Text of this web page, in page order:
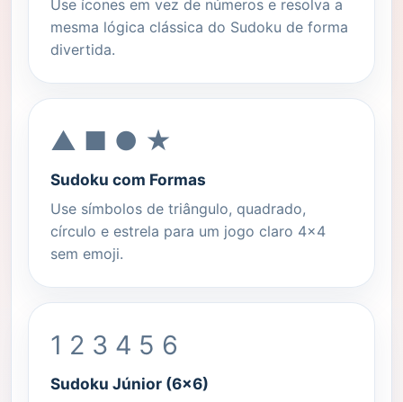
Use ícones em vez de números e resolva a
mesma lógica clássica do Sudoku de forma
divertida.
▲ ■ ● ★
Sudoku com Formas
Use símbolos de triângulo, quadrado,
círculo e estrela para um jogo claro 4x4
sem emoji.
1 2 3 4 5 6
Sudoku Júnior (6x6)